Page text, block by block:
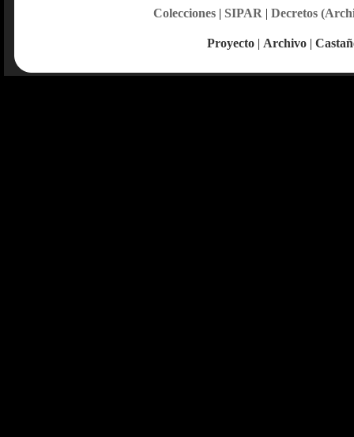
Colecciones| SIPAR | Decretos
Proyecto | Archivo |